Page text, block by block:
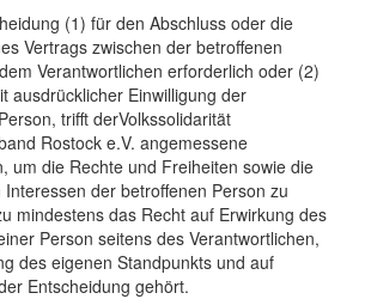
(1) für den Abschluss oder die
Vertrags zwischen der betroffenen
Verantwortlichen erforderlich oder (2)
ausdrücklicher Einwilligung der
trifft derVolkssolidarität
Rostock e.V. angemessene
um die Rechte und Freiheiten sowie die
der betroffenen Person zu
mindestens das Recht auf Erwirkung des
Person seitens des Verantwortlichen,
des eigenen Standpunkts und auf
Entscheidung gehört.